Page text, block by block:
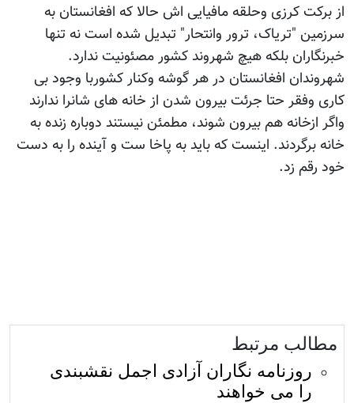
از برکت کرزی وحلقه مافیایی اش حالا که افغانستان به
سرزمین "تریاک، ترور وانتحار" تبدیل شده است نه تنها
خبرنگاران بلکه هیچ شهروند کشور مصئونیت ندارد.
شهروندان افغانستان در هر گوشه وکنار کشوربا وجود بی
کاری وفقر حتا جرئت بیرون شدن از خانه های شانرا ندارند
واگر ازخانه هم بیرون شوند، مطمئن نیستند دوباره زنده به
خانه برگردند. اینست که باید به پاخا ست و آینده را به دست
خود رقم زد.
مطالب مرتبط
روزنامه نگاران آزادی اجمل نقشبندی
را می خواهند